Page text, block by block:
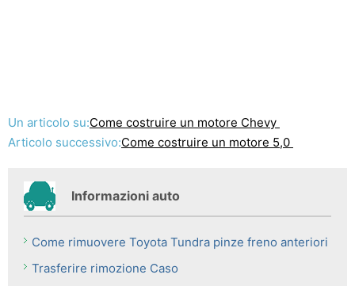
Un articolo su:Come costruire un motore Chevy
Articolo successivo:Come costruire un motore 5,0
Informazioni auto
Come rimuovere Toyota Tundra pinze freno anteriori
Trasferire rimozione Caso